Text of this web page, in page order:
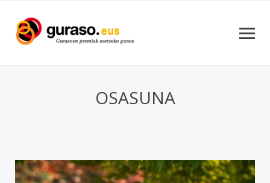
OSASUNA